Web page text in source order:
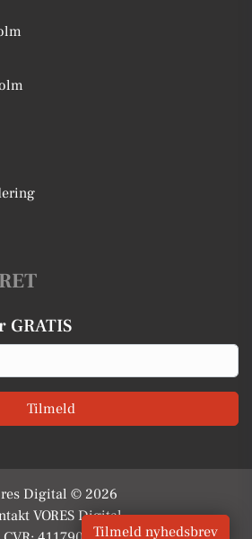
GRATIS
Tilmeld
Digital © 2026
VORES Digital
Tilmeld nyhedsbrev